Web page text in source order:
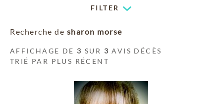
FILTER
Recherche de sharon morse
AFFICHAGE DE 3 SUR 3 AVIS DÉCÈS
TRIÉ PAR PLUS RÉCENT